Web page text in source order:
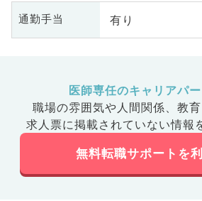
通勤手当 有り
医師専任のキャリアパ
職場の雰囲気や人間関係、 教
求人票に掲載されていない情報
無料転職サポートを